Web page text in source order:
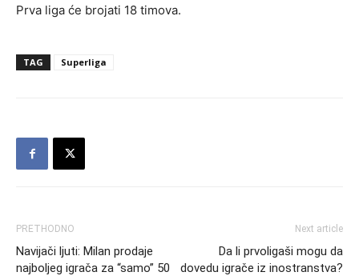
Prva liga će brojati 18 timova.
TAG Superliga
PRETHODNO
Navijači ljuti: Milan prodaje
najboljeg igrača za “samo” 50
Next article
Da li prvoligaši mogu da
dovedu igrače iz inostranstva?